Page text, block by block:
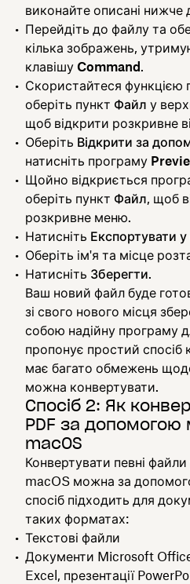
виконайте описані нижче
Перейдіть до файлу та
кілька зображень,
клавішу Command .
Скористайтеся функцією
оберіть пункт Файл у
щоб відкрити розкривне
Оберіть Відкрити за
натисніть програму
Щойно відкриється
оберіть пункт Файл, щоб
розкривне меню.
Натисніть Експортувати
Оберіть ім'я та місце
Натисніть Зберегти.
Ваш новий файл буде
зі свого нового місця
собою надійну програму
пропонує простий спосіб
має багато обмежень
можна конвертувати.
Спосіб 2: Як
PDF за
macOS
Конвертувати певні
macOS можна за
спосіб підходить для
таких форматах:
Текстові файли
Документи Microsoft
Excel, презентації